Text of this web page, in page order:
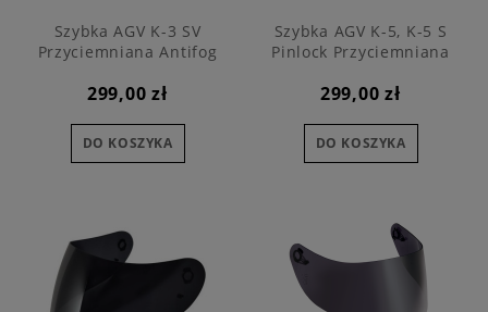
Szybka AGV K-3 SV
Przyciemniana Antifog
299,00 zł
DO KOSZYKA
Szybka AGV K-5, K-5 S
Pinlock Przyciemniana
299,00 zł
DO KOSZYKA